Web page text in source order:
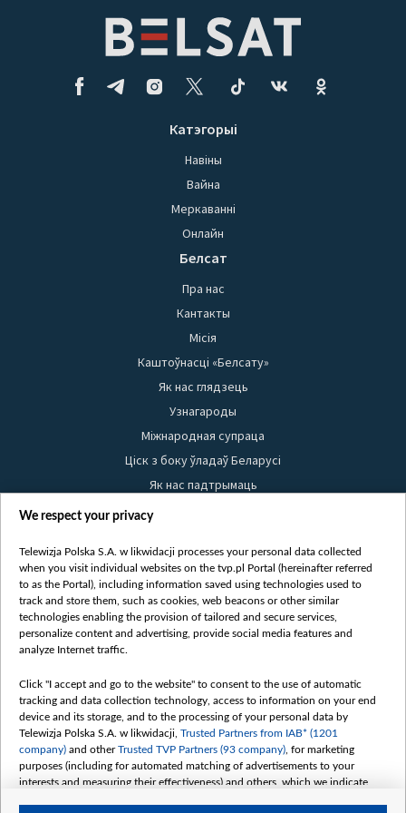
Катэгорыі
Навіны
Вайна
Меркаванні
Онлайн
Белсат
Пра нас
Кантакты
Місія
Каштоўнасці «Белсату»
Як нас глядзець
Узнагароды
Міжнародная супраца
Ціск з боку ўладаў Беларусі
Як нас падтрымаць
Правілы выкарыстання матэрыялаў
Бяспека
Youtube
Белсат news
Белсат Shorts
Жэстачайшы мульт
Belsat English
Biełsat PL
Белсат Now
Белсат History
Белсат Music
We respect your privacy
Telewizja Polska S.A. w likwidacji processes your personal data collected
when you visit individual websites on the tvp.pl Portal (hereinafter referred
to as the Portal), including information saved using technologies used to
track and store them, such as cookies, web beacons or other similar
technologies enabling the provision of tailored and secure services,
personalize content and advertising, provide social media features and
analyze Internet traffic.
Click "I accept and go to the website" to consent to the use of automatic
tracking and data collection technology, access to information on your end
device and its storage, and to the processing of your personal data by
Telewizja Polska S.A. w likwidacji, Trusted Partners from IAB* (1201
company) and otherTrusted TVP Partners (93 company) , for marketing
purposes (including for automated matching of advertisements to your
interests and measuring their effectiveness) and others, which we indicate